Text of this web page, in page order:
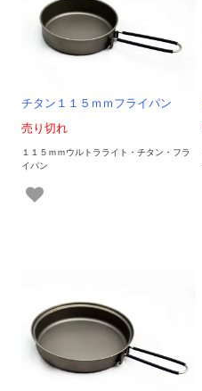
チタン１１５ｍｍフライパン
売り切れ
１１５ｍｍウルトラライト・チタン・フラ
イパン